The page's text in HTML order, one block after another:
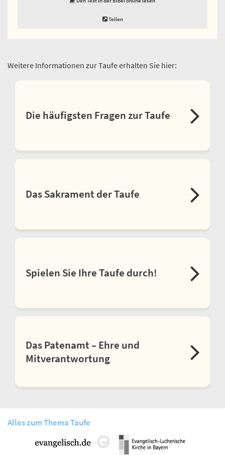
Teilen
Weitere Informationen zur Taufe erhalten Sie hier:
Die häufigsten Fragen zur Taufe
Das Sakrament der Taufe
Spielen Sie Ihre Taufe durch!
Das Patenamt – Ehre und
Mitverantwortung
Alles zum Thema Taufe